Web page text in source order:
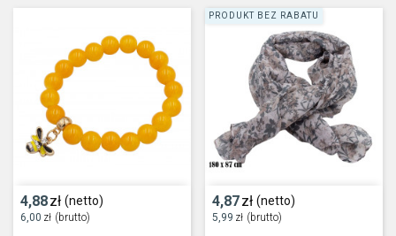
4,88zł (netto)
6,00 zł (brutto)
4,87zł (netto)
5,99 zł (brutto)
PRODUKT BEZ RABATU